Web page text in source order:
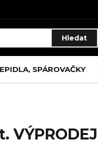
Hledat
SPÁROVAČKY